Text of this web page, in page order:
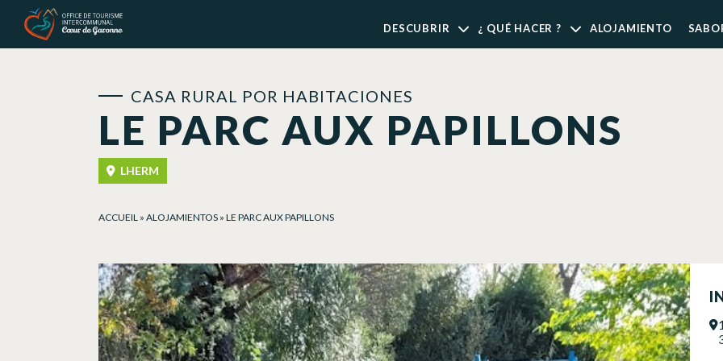
DESCUBRIR ¿ QUÉ HACER ? ALOJAMIENTO
LE PARC AUX PAPILLONS
CASA RURAL POR HABITACIONES
LHERM
ACCUEIL » ALOJAMIENTOS » LE PARC AUX PAPILLONS
Panel de gestión de cookies